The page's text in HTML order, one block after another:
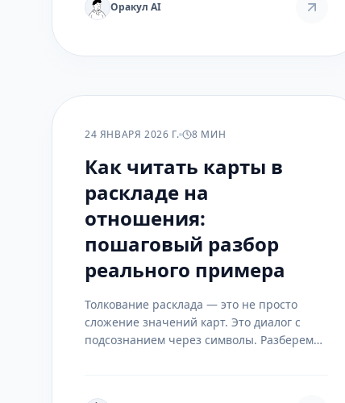
личного пространства и зажигая факел
радости в своей собственной жизни.
Оракул AI
24 ЯНВАРЯ 2026 Г. 8 МИН
Как читать карты в
раскладе на
отношения:
пошаговый разбор
реального примера
Толкование расклада — это не просто
сложение значений карт. Это диалог с
подсознанием через символы. Разберем